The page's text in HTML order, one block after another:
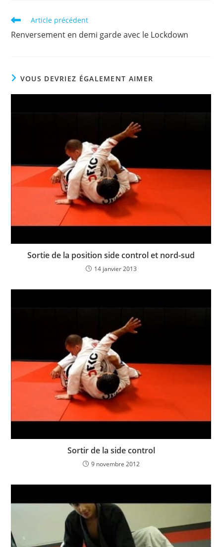
Read
articles
Article précédent
Renversement en demi garde avec le Lockdown
VOUS DEVRIEZ ÉGALEMENT AIMER
Sortie de la position side control et nord-sud
14 janvier 2013
Sortir de la side control
9 novembre 2012